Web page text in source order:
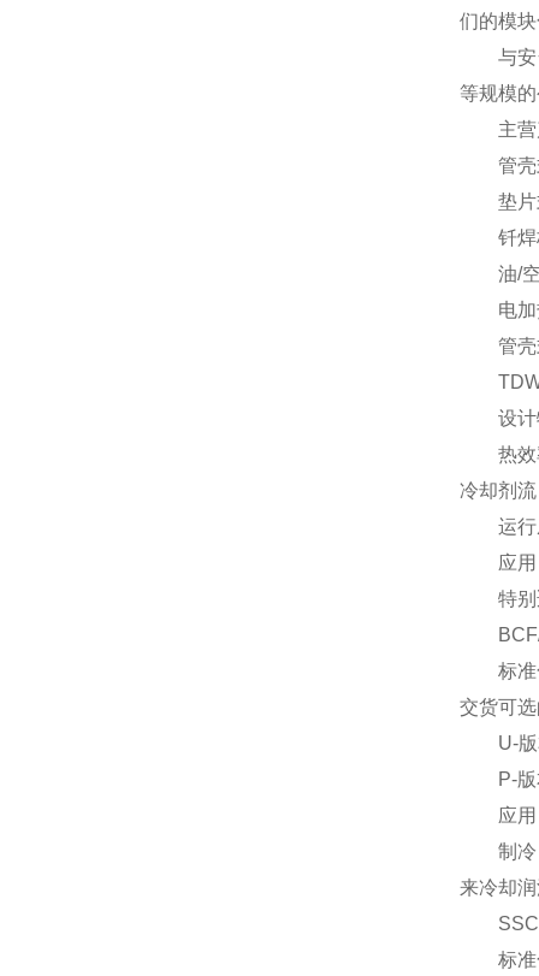
们的模
与安全
等规模
主营
管壳
垫片
钎焊
油/空
电加
管壳
设计
热效率
冷却剂流
运行
应用
特别适
BCF/
标准化
交货可
U-版
P-版
应用
制冷，
来冷却
SSCF
标准化